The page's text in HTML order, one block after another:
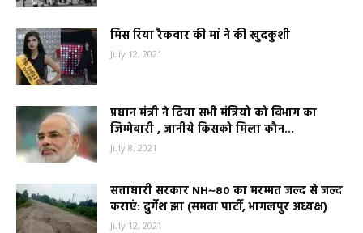
मिस रिया रैकवार की मां ने की खुदकुशी
July 12, 2021
प्रधान मंत्री ने दिया सभी मंत्रियो को विभाग का
जिम्मेवारी , जानीये किसको मिला कौन...
July 8, 2021
सत्ताधारी सरकार NH~80 का मरम्मत जल्द से जल्द
कराएं: दुर्गेश झा (समता पार्टी, भागलपुर अध्यक्ष)
July 12, 2021